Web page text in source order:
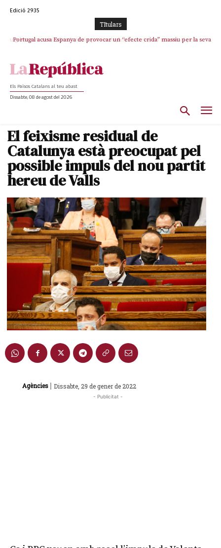
Edició 2935
TItulars
Portugal acusa Espanya de provocar un “efecte crida” massiu per la seva
Els Països Catalans al teu abast
Dissabte, 08 de agost del 2026
El feixisme residual de
Catalunya està preocupat pel
possible impuls del nou partit
hereu de Valls
Agències | Dissabte, 29 de gener de 2022
- Publicitat -